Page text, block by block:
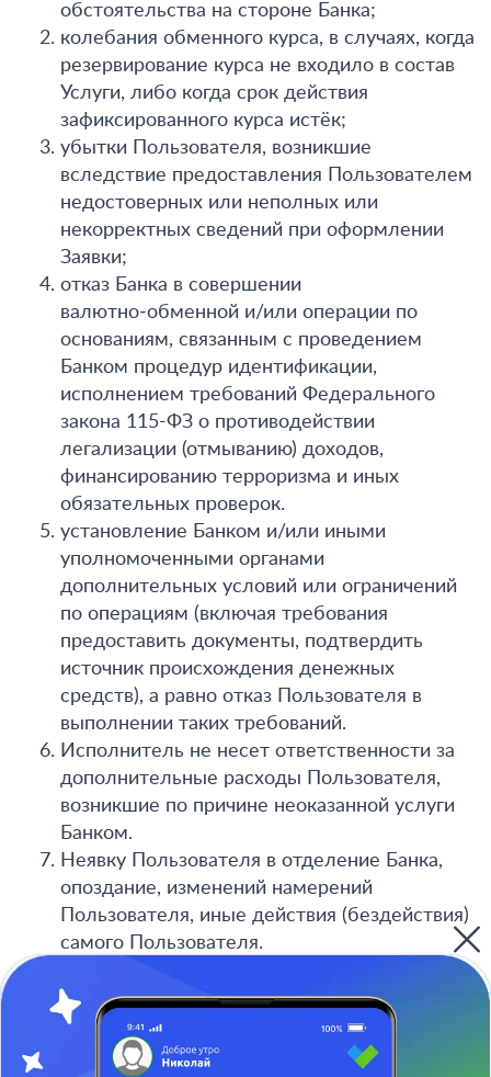
обстоятельства на стороне Банка;
колебания обменного курса, в случаях, когда
резервирование курса не входило в состав
Услуги, либо когда срок действия
зафиксированного курса истёк;
убытки Пользователя, возникшие
вследствие предоставления Пользователем
недостоверных или неполных или
некорректных сведений при оформлении
Заявки;
отказ Банка в совершении
валютно‑обменной и/или операции по
основаниям, связанным с проведением
Банком процедур идентификации,
исполнением требований Федерального
закона 115-ФЗ о противодействии
легализации (отмыванию) доходов,
финансированию терроризма и иных
обязательных проверок.
установление Банком и/или иными
уполномоченными органами
дополнительных условий или ограничений
по операциям (включая требования
предоставить документы, подтвердить
источник происхождения денежных
средств), а равно отказ Пользователя в
выполнении таких требований.
Исполнитель не несет ответственности за
дополнительные расходы Пользователя,
возникшие по причине неоказанной услуги
Банком.
Неявку Пользователя в отделение Банка,
опоздание, изменений намерений
Пользователя, иные действия (бездействия)
самого Пользователя.
Совокупная ответственность Исполнителя
перед Пользователем ограничена размером
уплаченной Стоимости Услуги, за